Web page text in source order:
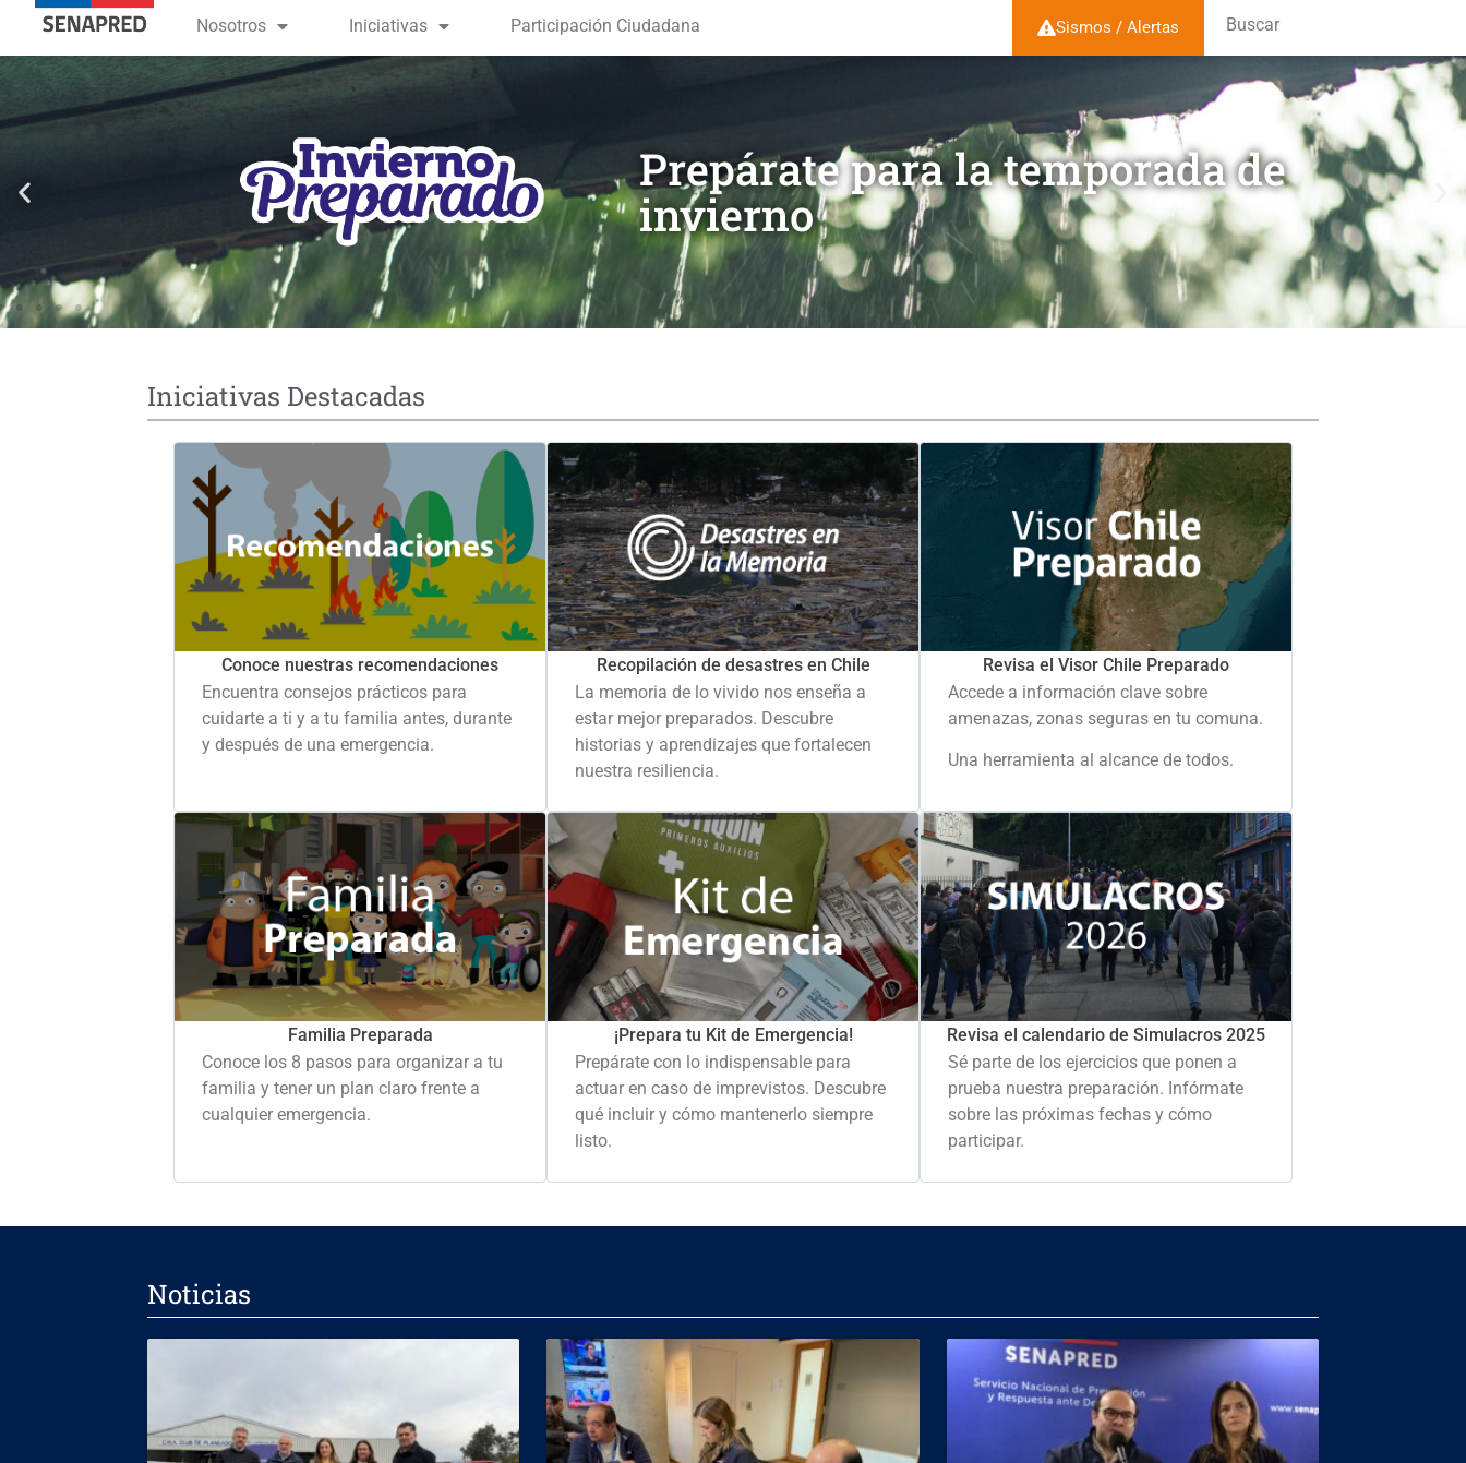
contenido
Nosotros Iniciativas Participación Ciudadana Sismos / Alertas Buscar
Prepárate para la temporada de
invierno
Iniciativas Destacadas
Conoce nuestras recomendaciones
Encuentra consejos prácticos para
cuidarte a ti y a tu familia antes, durante
y después de una emergencia.
Recopilación de desastres en Chile
La memoria de lo vivido nos enseña a
estar mejor preparados. Descubre
historias y aprendizajes que fortalecen
nuestra resiliencia.
Revisa el Visor Chile Preparado
Accede a información clave sobre
amenazas, zonas seguras en tu comuna.
Una herramienta al alcance de todos.
Familia Preparada
Conoce los 8 pasos para organizar a tu
familia y tener un plan claro frente a
cualquier emergencia.
¡Prepara tu Kit de Emergencia!
Prepárate con lo indispensable para
actuar en caso de imprevistos. Descubre
qué incluir y cómo mantenerlo siempre
listo.
Revisa el calendario de Simulacros 2025
Sé parte de los ejercicios que ponen a
prueba nuestra preparación. Infórmate
sobre las próximas fechas y cómo
participar.
Noticias